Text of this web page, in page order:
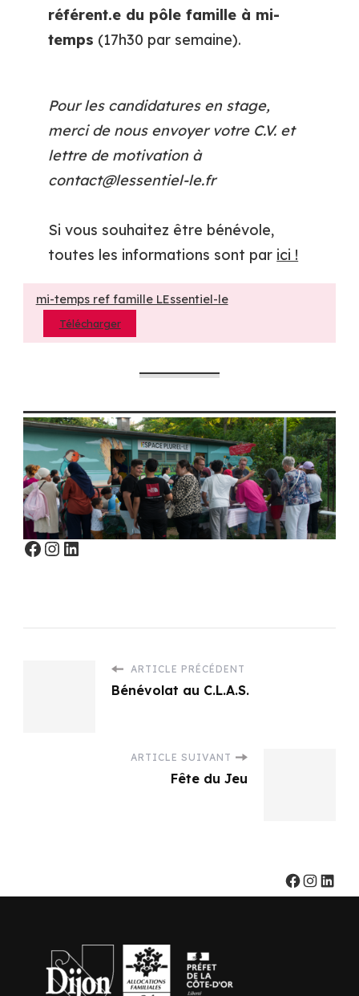
référent.e du pôle famille à mi-
temps (17h30 par semaine).
Pour les candidatures en stage,
merci de nous envoyer votre C.V. et
lettre de motivation à
contact@lessentiel-le.fr
Si vous souhaitez être bénévole,
toutes les informations sont par ici !
mi-temps ref famille LEssentiel-le
Télécharger
Facebook
Instagram
LinkedIn
ARTICLE PRÉCÉDENT
Bénévolat au C.L.A.S.
ARTICLE SUIVANT
Fête du Jeu